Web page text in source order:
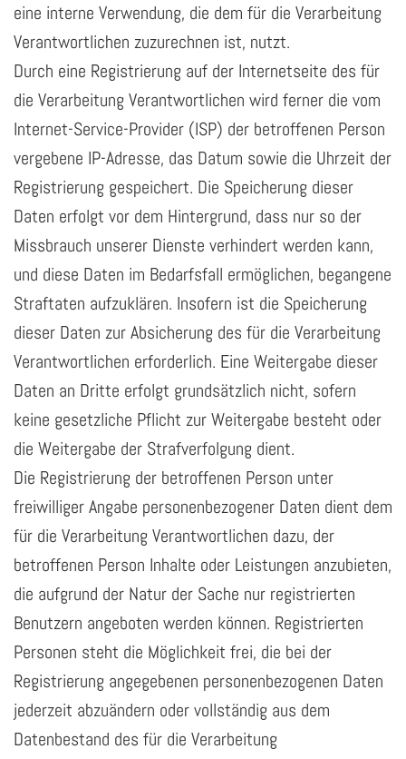
eine interne Verwendung, die dem für die Verarbeitung
Verantwortlichen zuzurechnen ist, nutzt.
Durch eine Registrierung auf der Internetseite des für
die Verarbeitung Verantwortlichen wird ferner die vom
Internet-Service-Provider (ISP) der betroffenen Person
vergebene IP-Adresse, das Datum sowie die Uhrzeit der
Registrierung gespeichert. Die Speicherung dieser
Daten erfolgt vor dem Hintergrund, dass nur so der
Missbrauch unserer Dienste verhindert werden kann,
und diese Daten im Bedarfsfall ermöglichen, begangene
Straftaten aufzuklären. Insofern ist die Speicherung
dieser Daten zur Absicherung des für die Verarbeitung
Verantwortlichen erforderlich. Eine Weitergabe dieser
Daten an Dritte erfolgt grundsätzlich nicht, sofern
keine gesetzliche Pflicht zur Weitergabe besteht oder
die Weitergabe der Strafverfolgung dient.
Die Registrierung der betroffenen Person unter
freiwilliger Angabe personenbezogener Daten dient dem
für die Verarbeitung Verantwortlichen dazu, der
betroffenen Person Inhalte oder Leistungen anzubieten,
die aufgrund der Natur der Sache nur registrierten
Benutzern angeboten werden können. Registrierten
Personen steht die Möglichkeit frei, die bei der
Registrierung angegebenen personenbezogenen Daten
jederzeit abzuändern oder vollständig aus dem
Datenbestand des für die Verarbeitung